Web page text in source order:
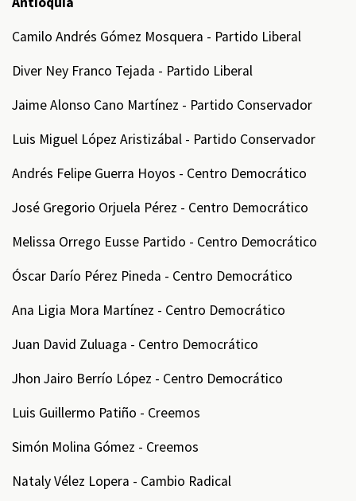
Camilo Andrés Gómez Mosquera - Partido Liberal
Diver Ney Franco Tejada - Partido Liberal
Jaime Alonso Cano Martínez - Partido Conservador
Luis Miguel López Aristizábal - Partido Conservador
Andrés Felipe Guerra Hoyos - Centro Democrático
José Gregorio Orjuela Pérez - Centro Democrático
Melissa Orrego Eusse Partido - Centro Democrático
Óscar Darío Pérez Pineda - Centro Democrático
Ana Ligia Mora Martínez - Centro Democrático
Juan David Zuluaga - Centro Democrático
Jhon Jairo Berrío López - Centro Democrático
Luis Guillermo Patiño - Creemos
Simón Molina Gómez - Creemos
Nataly Vélez Lopera - Cambio Radical